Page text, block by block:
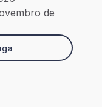
de
- RJ